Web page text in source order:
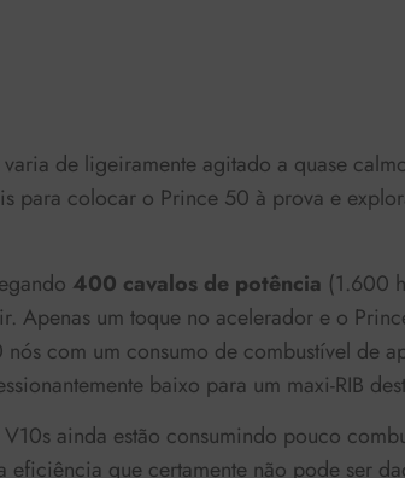
de ligeiramente agitado a quase
para colocar o Prince 50 à prova e
400 cavalos de potência (1.600
Apenas um toque no acelerador e o
nós com um consumo de combustível de
baixo para um maxi-RIB
ainda estão consumindo pouco
que certamente não pode ser